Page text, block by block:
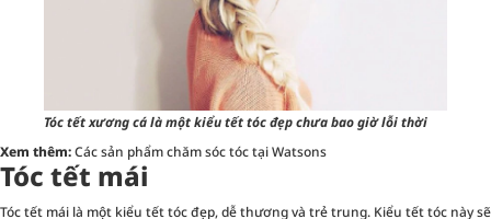
Tóc tết xương cá là một kiểu tết tóc đẹp chưa bao giờ lỗi thời
Xem thêm:Các sản phẩm chăm sóc tóc tại Watsons
Tóc tết mái
Tóc tết mái là một kiểu tết tóc đẹp, dễ thương và trẻ trung. Kiểu tết tóc này sẽ